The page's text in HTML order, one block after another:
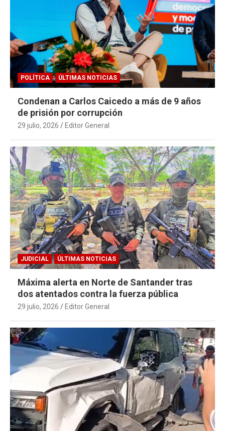
POLÍTICA ÚLTIMAS NOTICIAS
Condenan a Carlos Caicedo a más de 9 años
de prisión por corrupción
29 julio, 2026 Editor General
JUDICIAL ÚLTIMAS NOTICIAS
Máxima alerta en Norte de Santander tras
dos atentados contra la fuerza pública
29 julio, 2026 Editor General